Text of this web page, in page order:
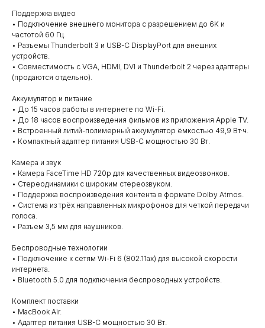
Поддержка видео
• Подключение внешнего монитора с разрешением до 6K и
частотой 60 Гц.
• Разъемы Thunderbolt 3 и USB-C DisplayPort для внешних
устройств.
• Совместимость с VGA, HDMI, DVI и Thunderbolt 2 через адаптеры
(продаются отдельно).
Аккумулятор и питание
• До 15 часов работы в интернете по Wi-Fi.
• До 18 часов воспроизведения фильмов из приложения Apple TV.
• Встроенный литий-полимерный аккумулятор ёмкостью 49,9 Вт·ч.
• Компактный адаптер питания USB-C мощностью 30 Вт.
Камера и звук
• Камера FaceTime HD 720p для качественных видеозвонков.
• Стереодинамики с широким стереозвуком.
• Поддержка воспроизведения контента в формате Dolby Atmos.
• Система из трёх направленных микрофонов для четкой передачи
голоса.
• Разъем 3,5 мм для наушников.
Беспроводные технологии
• Подключение к сетям Wi-Fi 6 (802.11ax) для высокой скорости
интернета.
• Bluetooth 5.0 для подключения беспроводных устройств.
Комплект поставки
• MacBook Air.
• Адаптер питания USB-C мощностью 30 Вт.